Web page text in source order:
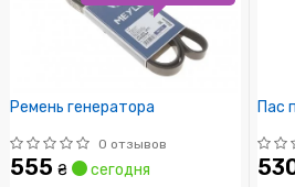
Ремень генератора
0 отзывов
555 ₴ сегодня
Пас